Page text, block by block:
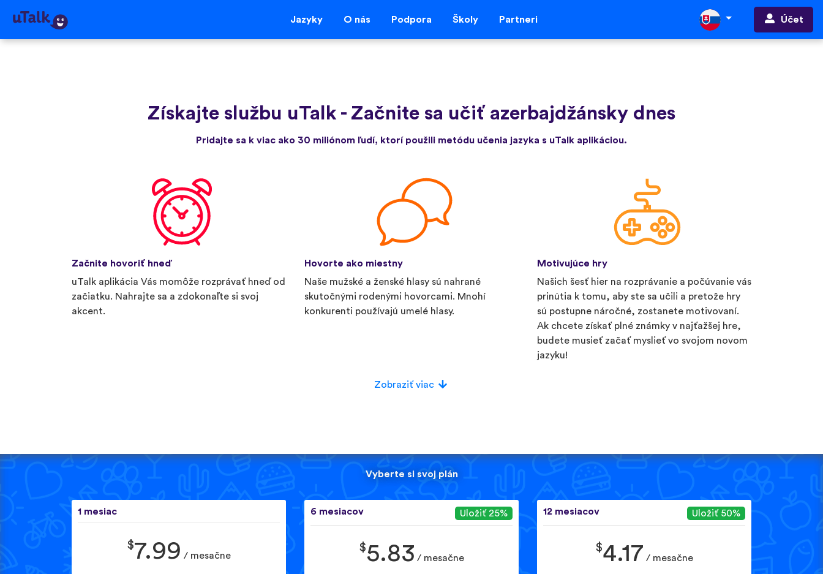
Jazyky O nás Podpora Školy Partneri Účet
Získajte službu uTalk - Začnite sa učiť azerbajdžánsky dnes
Pridajte sa k viac ako 30 miliónom ľudí, ktorí použili metódu učenia jazyka s uTalk aplikáciou.
Začnite hovoriť hneď
uTalk aplikácia Vás momôže rozprávať hneď od
začiatku. Nahrajte sa a zdokonaľte si svoj
akcent.
Hovorte ako miestny
Naše mužské a ženské hlasy sú nahrané
skutočnými rodenými hovorcami. Mnohí
konkurenti používajú umelé hlasy.
Motivujúce hry
Našich šesť hier na rozprávanie a počúvanie vás
prinútia k tomu, aby ste sa učili a pretože hry
sú postupne náročné, zostanete motivovaní.
Ak chcete získať plné známky v najťažšej hre,
budete musieť začať myslieť vo svojom novom
jazyku!
Zobraziť viac
Vyberte si svoj plán
1 mesiac
$7.99 / mesačne
6 mesiacov Uložiť 25%
$5.83 / mesačne
12 mesiacov Uložiť 50%
$4.17 / mesačne